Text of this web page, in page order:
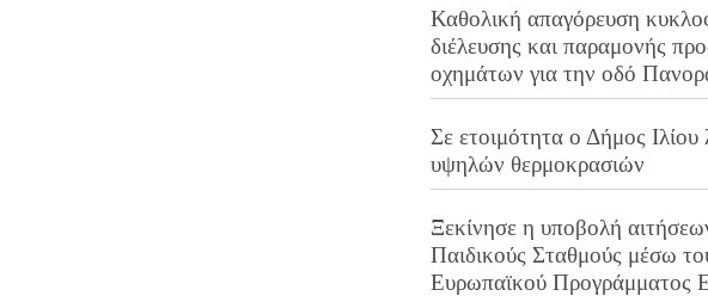
Καθολική απαγόρευση
διέλευσης και παραμονής
οχημάτων για την οδό
Σε ετοιμότητα ο Δήμος Ιλίου
υψηλών θερμοκρασιών
Ξεκίνησε η υποβολή
Παιδικούς Σταθμούς μέσω
Ευρωπαϊκού Προγράμματος